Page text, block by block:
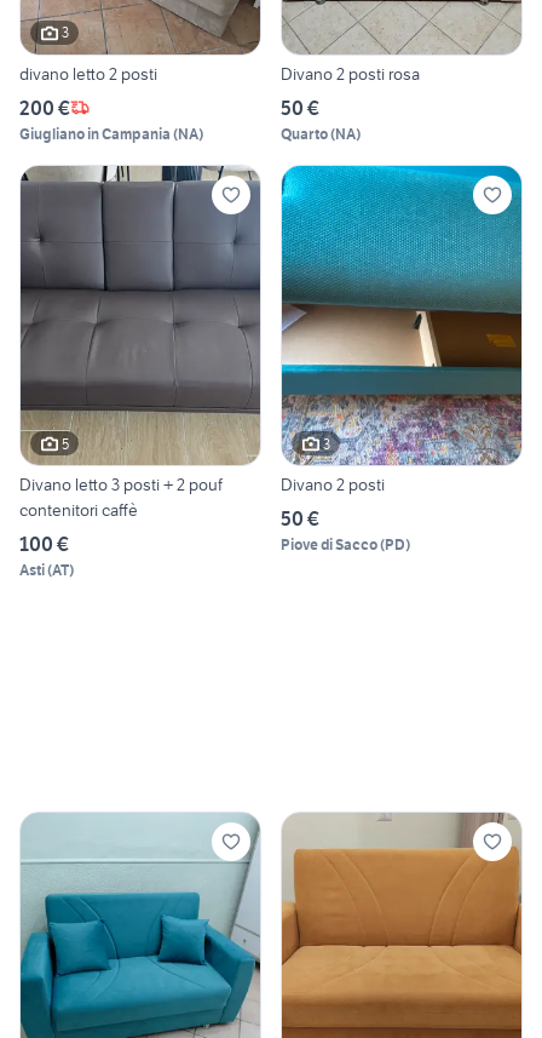
3
divano letto 2 posti
200 €
Giugliano in Campania (NA)
Divano 2 posti rosa
50 €
Quarto(NA)
5
Divano letto 3 posti + 2 pouf
contenitori caffè
100 €
Asti(AT)
3
Divano 2 posti
50 €
Piove di Sacco(PD)